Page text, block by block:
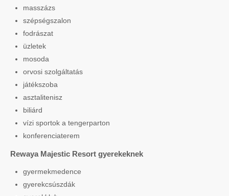
masszázs
szépségszalon
fodrászat
üzletek
mosoda
orvosi szolgáltatás
játékszoba
asztalitenisz
biliárd
vízi sportok a tengerparton
konferenciaterem
Rewaya Majestic Resort gyerekeknek
gyermekmedence
gyerekcsúszdák